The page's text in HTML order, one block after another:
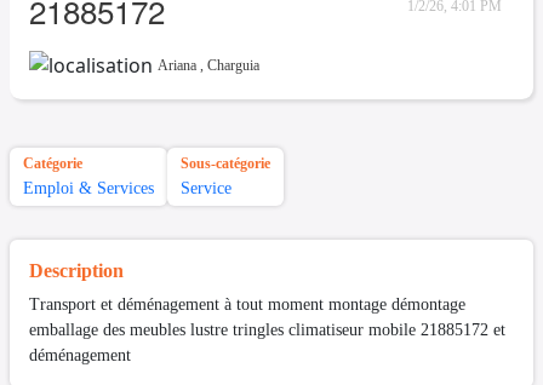
21885172
1/2/26, 4:01 PM
Ariana , Charguia
Catégorie
Emploi & Services
Sous-catégorie
Service
Description
Transport et déménagement à tout moment montage démontage
emballage des meubles lustre tringles climatiseur mobile 21885172 et
déménagement